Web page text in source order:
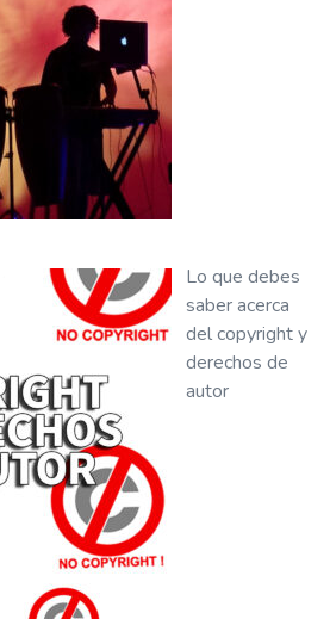
Lo que debes
saber acerca
del copyright y
derechos de
autor